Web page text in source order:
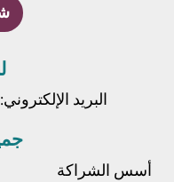
البريد الإلكتروني:
أسس الشراكة